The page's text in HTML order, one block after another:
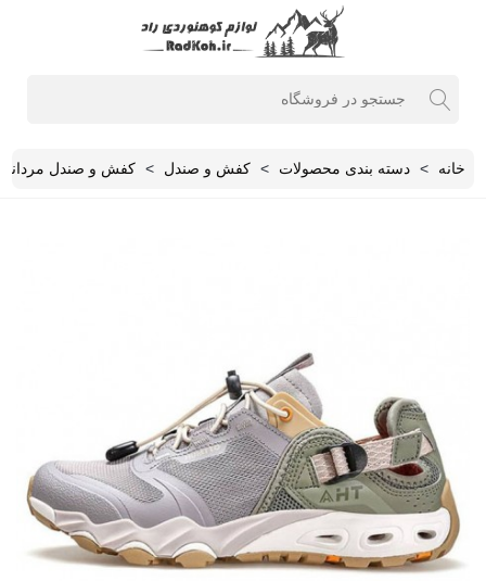
خانه > دسته بندی محصولات > کفش و صندل > کفش و صندل مردانه